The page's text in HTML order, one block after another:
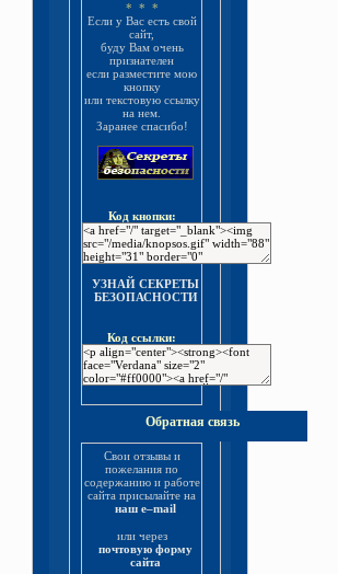
* * *
Если у Вас есть свой
сайт,
буду Вам очень
признателен
если разместите мою
кнопку
или текстовую ссылку
на нем.
Заранее спасибо!
Код кнопки:
УЗНАЙ СЕКРЕТЫ
БЕЗОПАСНОСТИ
Код ссылки:
Обратная связь
Свои отзывы и
пожелания по
содержанию и работе
сайта присылайте на
наш e–mail
или через
почтовую форму
сайта